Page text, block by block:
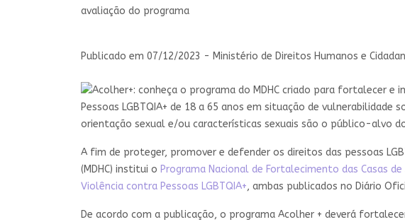
avaliação do programa
Publicado em 07/12/2023 - Ministério de Direitos Humanos e
Pessoas LGBTQIA+ de 18 a 65 anos em situação de
orientação sexual e/ou características sexuais são o público-alvo
A fim de proteger, promover e defender os direitos das pessoas
(MDHC) institui o Programa Nacional de Fortalecimento das Casas
Violência contra Pessoas LGBTQIA+, ambas publicados no Diário
De acordo com a publicação, o programa Acolher + deverá